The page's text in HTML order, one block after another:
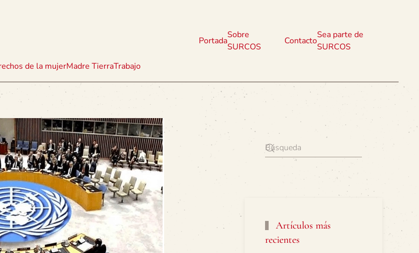
de la mujerMadre TierraTrabajo
Portada
Sobre
SURCOS
Contacto
Sea parte de
SURCOS
Artículos más
recientes